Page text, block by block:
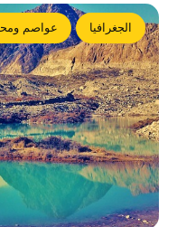
الجغرافيا عواصم